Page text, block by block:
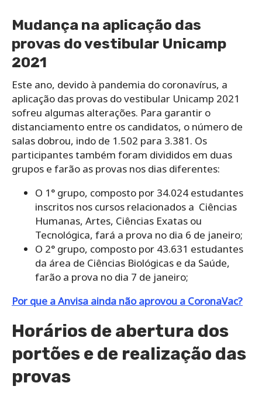
Mudança na aplicação das
provas do vestibular Unicamp
2021
Este ano, devido à pandemia do coronavírus, a
aplicação das provas do vestibular Unicamp 2021
sofreu algumas alterações. Para garantir o
distanciamento entre os candidatos, o número de
salas dobrou, indo de 1.502 para 3.381. Os
participantes também foram divididos em duas
grupos e farão as provas nos dias diferentes:
O 1° grupo, composto por 34.024 estudantes
inscritos nos cursos relacionados a Ciências
Humanas, Artes, Ciências Exatas ou
Tecnológica, fará a prova no dia 6 de janeiro;
O 2° grupo, composto por 43.631 estudantes
da área de Ciências Biológicas e da Saúde,
farão a prova no dia 7 de janeiro;
Por que a Anvisa ainda não aprovou a CoronaVac?
Horários de abertura dos
portões e de realização das
provas